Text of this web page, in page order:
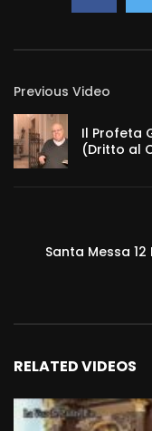
Previous Video
Il Profeta
(Dritto al
Santa Messa 12
RELATED VIDEOS